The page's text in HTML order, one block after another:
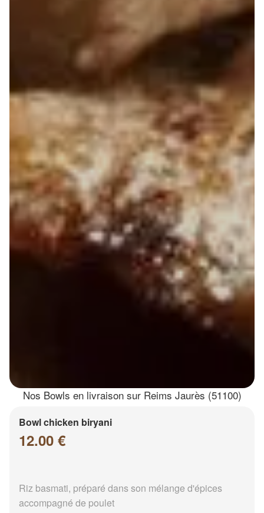
Nos Bowls en livraison sur Reims Jaurès (51100)
Bowl chicken biryani
12.00 €
Riz basmati, préparé dans son mélange d'épices
accompagné de poulet